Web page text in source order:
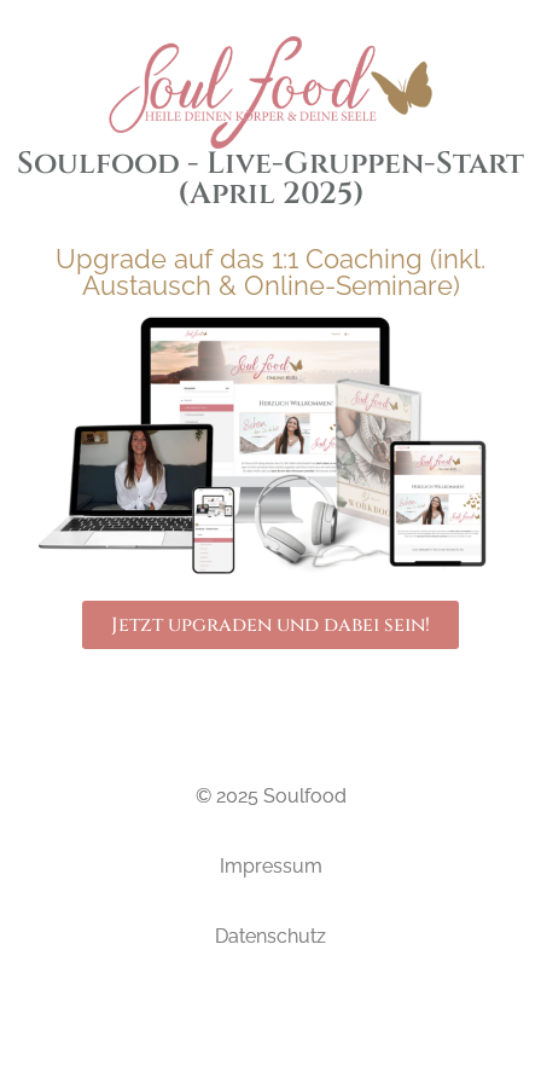
Soulfood - Live-Gruppen-Start
(April 2025)
Upgrade auf das 1:1 Coaching (inkl.
Austausch & Online-Seminare)
Jetzt upgraden und dabei sein!
© 2025 Soulfood
Impressum
Datenschutz